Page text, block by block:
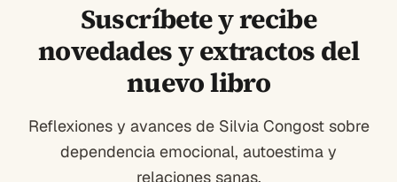
Suscríbete y recibe
novedades y extractos del
nuevo libro
Reflexiones y avances de Silvia Congost sobre
dependencia emocional, autoestima y
relaciones sanas.